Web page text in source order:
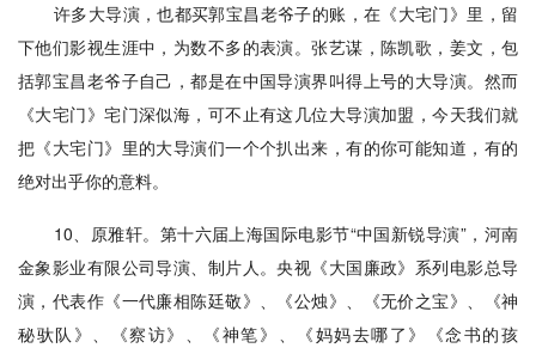
许多大导演，也都买郭宝昌老爷子的账，在《大宅门》里，留
下他们影视生涯中，为数不多的表演。张艺谋，陈凯歌，姜文，包
括郭宝昌老爷子自己，都是在中国导演界叫得上号的大导演。然而
《大宅门》宅门深似海，可不止有这几位大导演加盟，今天我们就
把《大宅门》里的大导演们一个个扒出来，有的你可能知道，有的
绝对出乎你的意料。
10、原雅轩。第十六届上海国际电影节“中国新锐导演”，河南
金象影业有限公司导演、制片人。央视《大国廉政》系列电影总导
演，代表作《一代廉相陈廷敬》、《公烛》、《无价之宝》、《神
秘驮队》、《察访》、《神笔》、《妈妈去哪了》《念书的孩